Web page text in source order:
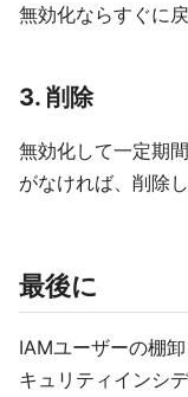
無効化ならすぐに
3. 削除
無効化して一定期
がなければ、削除し
最後に
IAMユーザーの棚
キュリティインシ